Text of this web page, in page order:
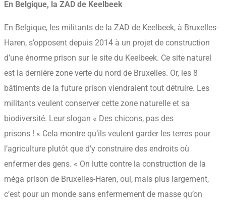
En Belgique, la ZAD de Keelbeek
En Belgique, les militants de la ZAD de Keelbeek, à Bruxelles-
Haren, s’opposent depuis 2014 à un projet de construction
d’une énorme prison sur le site du Keelbeek. Ce site naturel
est la dernière zone verte du nord de Bruxelles. Or, les 8
bâtiments de la future prison viendraient tout détruire. Les
militants veulent conserver cette zone naturelle et sa
biodiversité. Leur slogan « Des chicons, pas des
prisons ! « Cela montre qu’ils veulent garder les terres pour
l’agriculture plutôt que d’y construire des endroits où
enfermer des gens. « On lutte contre la construction de la
méga prison de Bruxelles-Haren, oui, mais plus largement,
c’est pour un monde sans enfermement de masse qu’on